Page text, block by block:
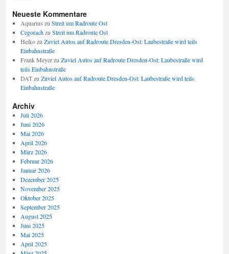
Neueste Kommentare
Aquarius zu Streit um Radroute Ost
Cegorachzu Streit um Radroute Ost
Heikozu Zuviel Autos auf Radroute Dresden-Ost: Laubestraße wird teils
Einbahnstraße
Frank Meyerzu Zuviel Autos auf Radroute Dresden-Ost: Laubestraße wird
teils Einbahnstraße
DATzu Zuviel Autos auf Radroute Dresden-Ost: Laubestraße wird teils
Einbahnstraße
Archiv
Juli 2026
Juni 2026
Mai 2026
April 2026
März 2026
Februar 2026
Januar 2026
Dezember 2025
November 2025
Oktober 2025
September 2025
August 2025
Juni 2025
Mai 2025
April 2025